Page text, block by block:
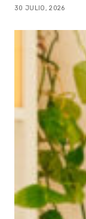
30 JULIO, 2026